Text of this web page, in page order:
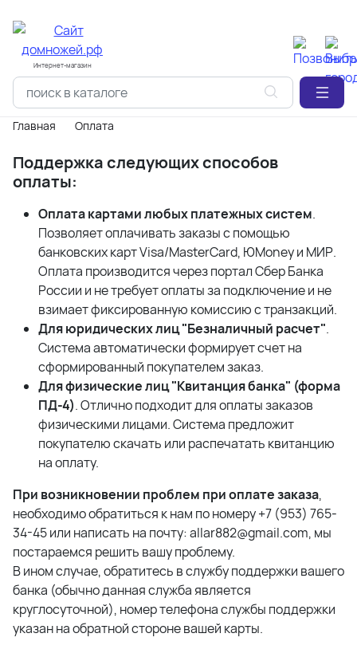
Интернет-магазин
Главная Оплата
Поддержка следующих способов
оплаты:
Оплата картами любых платежных систем.
Позволяет оплачивать заказы с помощью
банковских карт Visa/MasterCard, ЮMoney и МИР.
Оплата производится через портал Сбер Банка
России и не требует оплаты за подключение и не
взимает фиксированную комиссию с транзакций.
Для юридических лиц "Безналичный расчет".
Система автоматически формирует счет на
сформированный покупателем заказ.
Для физические лиц "Квитанция банка" (форма
ПД-4). Отлично подходит для оплаты заказов
физическими лицами. Система предложит
покупателю скачать или распечатать квитанцию
на оплату.
При возникновении проблем при оплате заказа,
необходимо обратиться к нам по номеру +7 (953) 765-
34-45 или написать на почту: allar882@gmail.com, мы
постараемся решить вашу проблему.
В ином случае, обратитесь в службу поддержки вашего
банка (обычно данная служба является
круглосуточной), номер телефона службы поддержки
указан на обратной стороне вашей карты.